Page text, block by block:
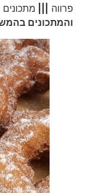
פרווה||| מתכונים
והמתכונים